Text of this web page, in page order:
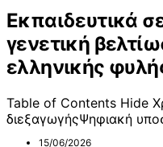
Εκπαιδευτικά
γενετική
ελληνικής
Table of Contents Hide
διεξαγωγήςΨηφιακή
15/06/2026